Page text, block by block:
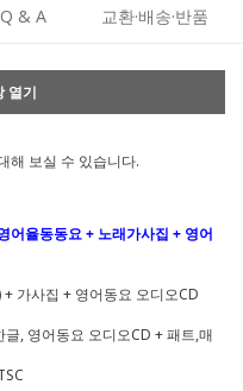
Q & A 교환·배송·반품
열기
해 보실 수 있습니다.
율동동요 + 노래가사집 + 영어
가사집 + 영어동요 오디오CD
, 영어동요 오디오CD + 패트,매